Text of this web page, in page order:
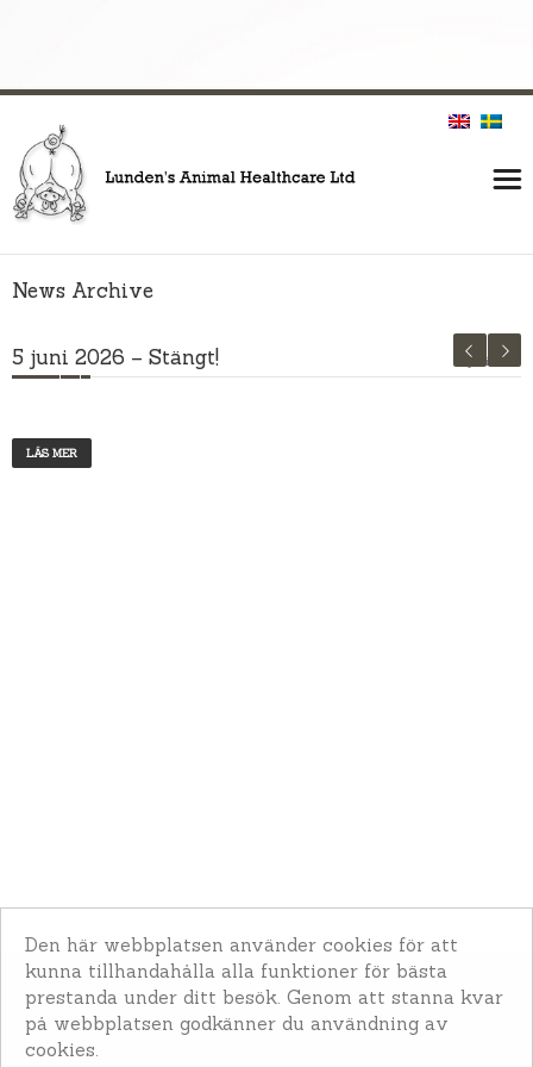
News Archive
5 juni 2026 – Stängt! 4 juni, 2026
LÄS MER
Lunden's Animal Healthcare Ltd
Den här webbplatsen använder cookies för att
kunna tillhandahålla alla funktioner för bästa
prestanda under ditt besök. Genom att stanna kvar
på webbplatsen godkänner du användning av
cookies.